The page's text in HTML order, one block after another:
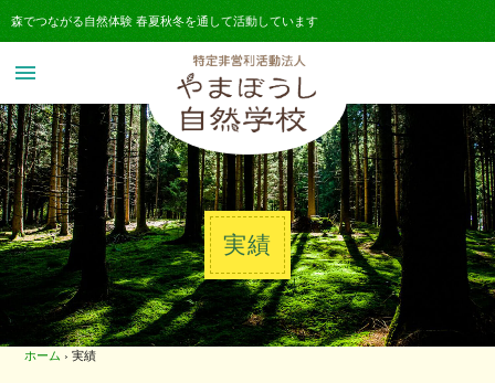
森でつながる自然体験 春夏秋冬を通して活動しています
menu
実績
ホーム › 実績